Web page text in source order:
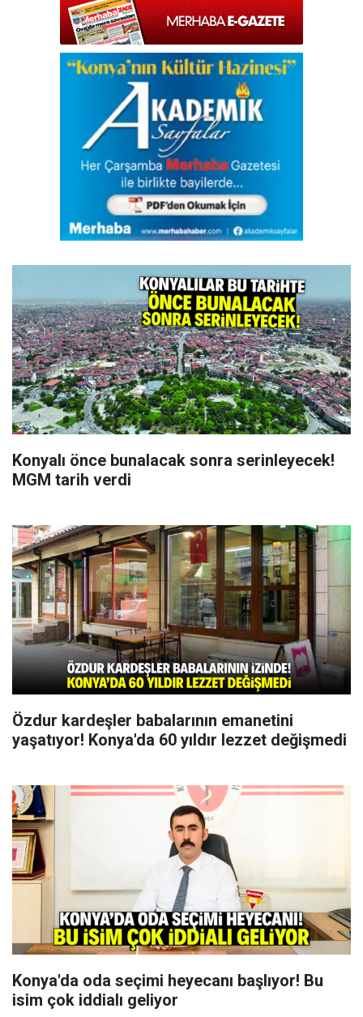
Konyalı önce bunalacak sonra serinleyecek!
MGM tarih verdi
Özdur kardeşler babalarının emanetini
yaşatıyor! Konya'da 60 yıldır lezzet değişmedi
Konya'da oda seçimi heyecanı başlıyor! Bu
isim çok iddialı geliyor